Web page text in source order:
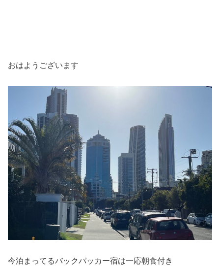
おはようございます
今泊まってるバックパッカー宿は一応朝食付き